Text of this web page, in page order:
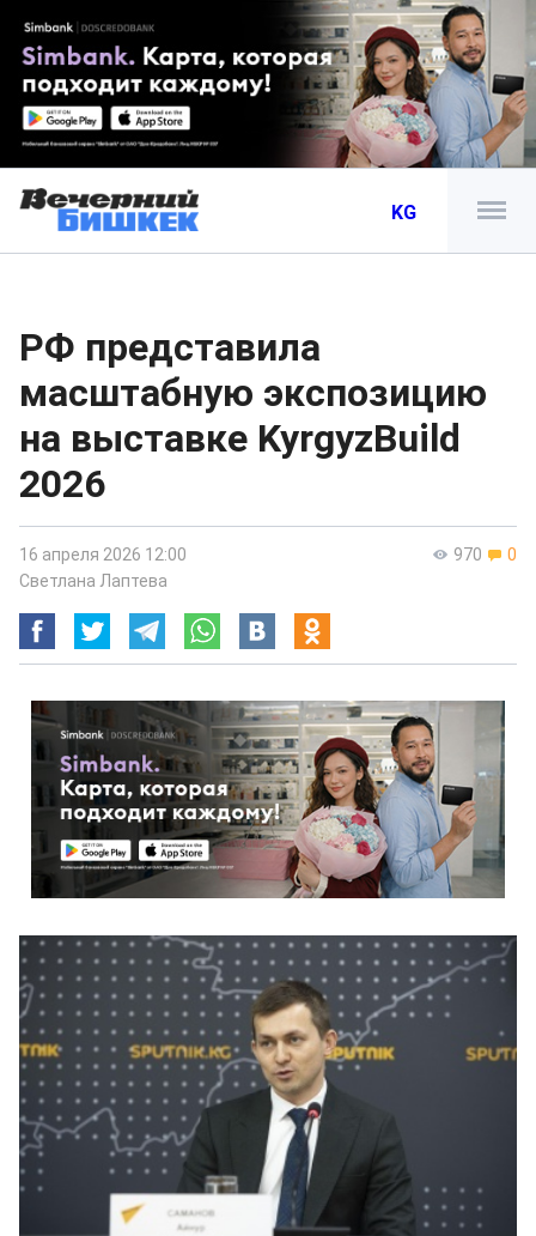
KG
РФ представила
масштабную экспозицию
на выставке KyrgyzBuild
2026
970 0
16 апреля 2026 12:00
Светлана Лаптева